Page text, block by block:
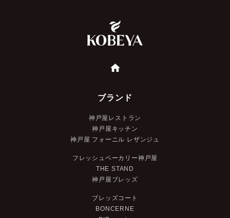
ブランド
神戸屋レストラン
神戸屋キッチン
神戸屋 フォーニル レザンジュ
フレッシュベーカリー神戸屋
THE STAND
神戸屋ブレッズ
ブレッズコート
BONCERNE